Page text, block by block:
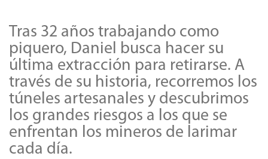
Tras 32 años trabajando como
piquero, Daniel busca hacer su
última extracción para retirarse. A
través de su historia, recorremos los
túneles artesanales y descubrimos
los grandes riesgos a los que se
enfrentan los mineros de larimar
cada día.